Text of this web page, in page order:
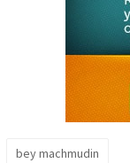
bey machmudin